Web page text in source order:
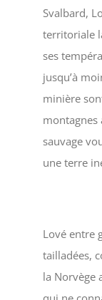
Svalbard,
territoriale
ses
jusqu’à
minière
montagnes
sauvage
une terre
Lové entre
tailladées,
la Norvège